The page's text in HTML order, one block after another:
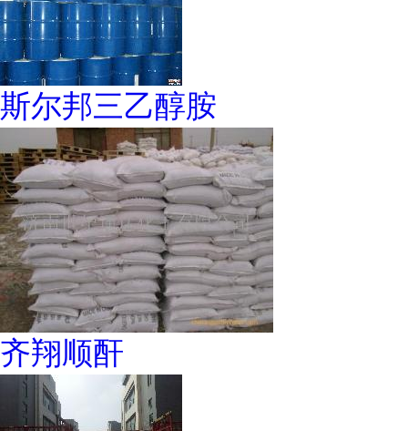
斯尔邦三乙醇胺
齐翔顺酐